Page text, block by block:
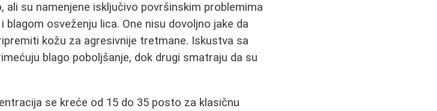
su namenjene isključivo površinskim problemima
osveženju lica. One nisu dovoljno jake da
kožu za agresivnije tretmane. Iskustva sa
blago poboljšanje, dok drugi smatraju da su
se kreće od 15 do 35 posto za klasičnu